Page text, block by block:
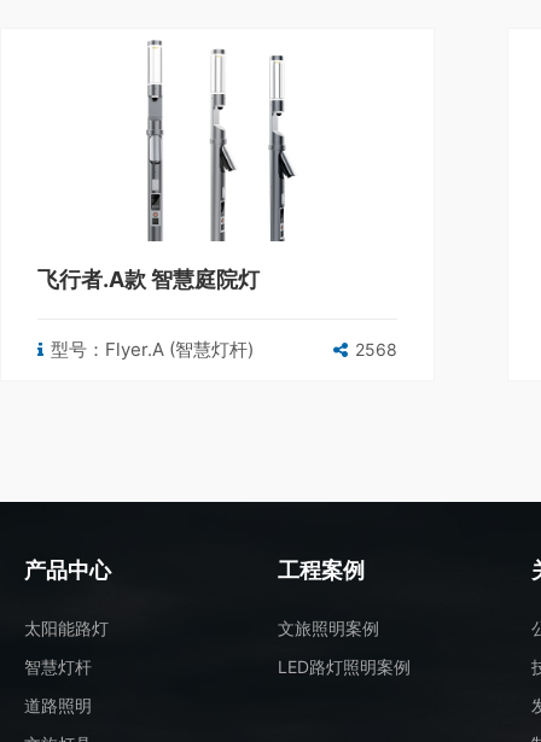
飞行者.A款 智慧庭院灯
型号：Flyer.A (智慧灯杆) 2568
产品中心
太阳能路灯
智慧灯杆
道路照明
工程案例
文旅照明案例
LED路灯照明案例